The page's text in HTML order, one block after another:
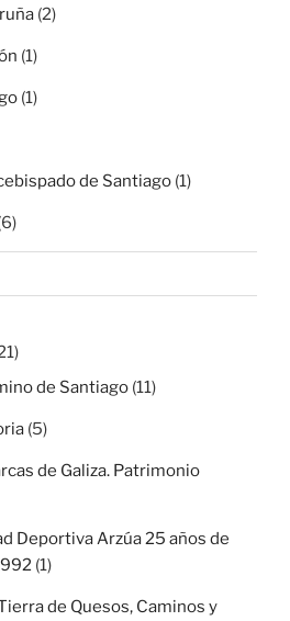
(2)
(1)
(1)
de Santiago (1)
de Santiago (11)
(5)
de Galiza. Patrimonio
Deportiva Arzúa 25 años de
(1)
de Quesos, Caminos y